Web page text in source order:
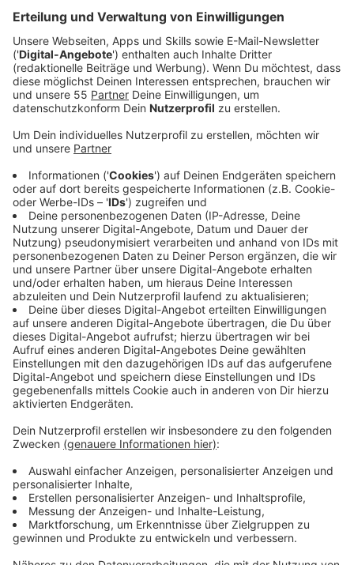
Anzeige
VRR bewertet Bahnhöfe im Revier
Anzeige
Bericht des Verkehrsverbund Rhein-Ruhr in einem
vergleichsweise guten Zustand. Allerdings fällt die
Gesamtbilanz erneut durchwachsen aus. Nur etwas
mehr als 52 Prozent der Stationen im gesamten VRR-
Gebiet erreichen mindestens ein ordentliches
Ergebnis.
Viermal im Jahr bewertet der Verkehrsverbund seine
Stationen und prüft Stärken und Schwächen.
Fortschritte sieht der VRR vor allem bei der
Barrierefreiheit. Nachholbedarf gibt es weiter bei der
Aufenthaltsqualität.
Kritik von Pro Bahn am Krefelder
Hauptbahnhof
Anzeige